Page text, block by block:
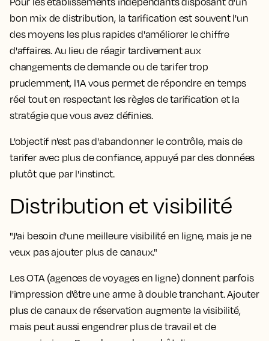
bon mix de distribution, la tarification est souvent l'un
des moyens les plus rapides d'améliorer le chiffre
d'affaires. Au lieu de réagir tardivement aux
changements de demande ou de tarifer trop
prudemment, l'IA vous permet de répondre en temps
réel tout en respectant les règles de tarification et la
stratégie que vous avez définies.
L'objectif n'est pas d'abandonner le contrôle, mais de
tarifer avec plus de confiance, appuyé par des données
plutôt que par l'instinct.
Distribution et visibilité
"J'ai besoin d'une meilleure visibilité en ligne, mais je ne
veux pas ajouter plus de canaux."
Les OTA (agences de voyages en ligne) donnent parfois
l'impression d'être une arme à double tranchant. Ajouter
plus de canaux de réservation augmente la visibilité,
mais peut aussi engendrer plus de travail et de